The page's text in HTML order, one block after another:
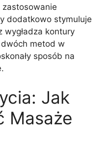
dodatkowo stymuluje
wygładza kontury
dwóch metod w
sposób na
Jak
Masaże